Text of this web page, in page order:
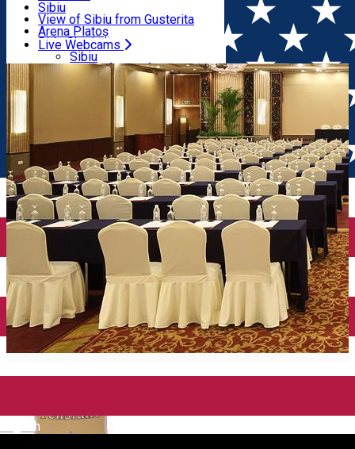
English
Sweets
Pub, Bar
Night clubs
Bakeries
Rent a bike
Scooter rentals
Taxi
Ride Sharing
Parking tickets
Parking places
Electric vehicle charging points
Sibiu
View of Sibiu from Gusterita
Arena Platoș
Live Webcams
Sibiu
View of Sibiu from Gusterita
Arena Platoș
Home Multi purpose Hall Kon Tiki